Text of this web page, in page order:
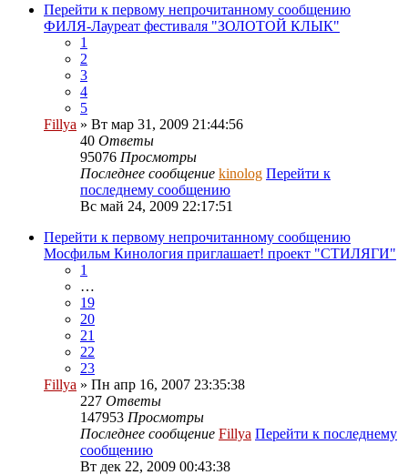
Перейти к первому непрочитанному сообщению
ФИЛЯ-Лауреат фестиваля "ЗОЛОТОЙ КЛЫК"
1
2
3
4
5
Fillya » Вт мар 31, 2009 21:44:56
40 Ответы
95076 Просмотры
Последнее сообщение kinolog Перейти к
последнему сообщению
Вс май 24, 2009 22:17:51
Перейти к первому непрочитанному сообщению
Мосфильм Кинология приглашает! проект "СТИЛЯГИ"
1
…
19
20
21
22
23
Fillya » Пн апр 16, 2007 23:35:38
227 Ответы
147953 Просмотры
Последнее сообщение Fillya Перейти к последнему
сообщению
Вт дек 22, 2009 00:43:38